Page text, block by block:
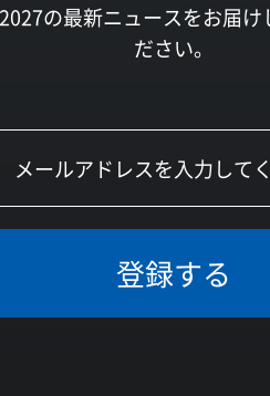
の最新ニュースをお届
ださい。
登録する